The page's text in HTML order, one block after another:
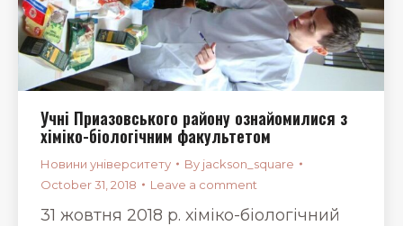
Учні Приазовського району ознайомилися з
хіміко-біологічним факультетом
Новини університету By jackson_square
October 31, 2018
Leave a comment
31 жовтня 2018 р. хіміко-біологічний